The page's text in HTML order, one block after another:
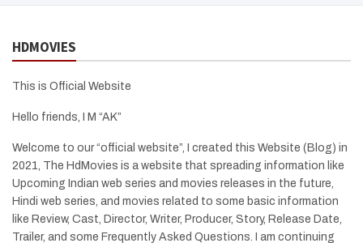
HDMOVIES
This is Official Website
Hello friends, I M “AK”
Welcome to our “official website”, I created this Website (Blog) in
2021, The HdMovies is a website that spreading information like
Upcoming Indian web series and movies releases in the future,
Hindi web series, and movies related to some basic information
like Review, Cast, Director, Writer, Producer, Story, Release Date,
Trailer, and some Frequently Asked Questions. I am continuing